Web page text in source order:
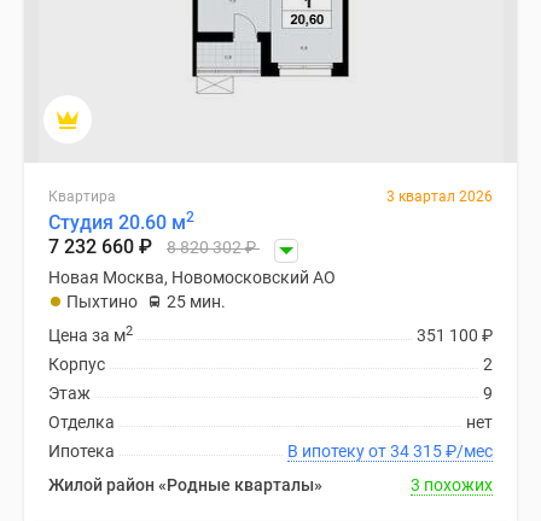
Квартира 3 квартал 2026
Студия 20.60 м2
7 232 660 ₽ 8 820 302₽
Новая Москва, Новомосковский АО
Пыхтино
25 мин.
351 100 ₽
Цена за м2
2
Корпус
9
Этаж
нет
Отделка
В ипотеку от 34 315₽/мес
Ипотека
Жилой район «Родные кварталы»
3 похожих